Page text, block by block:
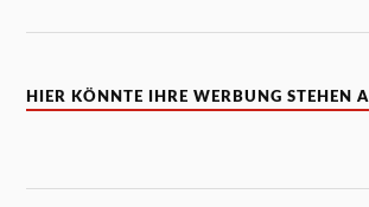
HIER KÖNNTE IHRE WERBUNG STEHEN A